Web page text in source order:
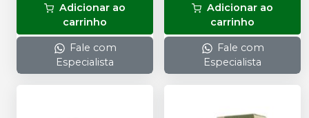
Adicionar ao
carrinho
Fale com
Especialista
Adicionar ao
carrinho
Fale com
Especialista